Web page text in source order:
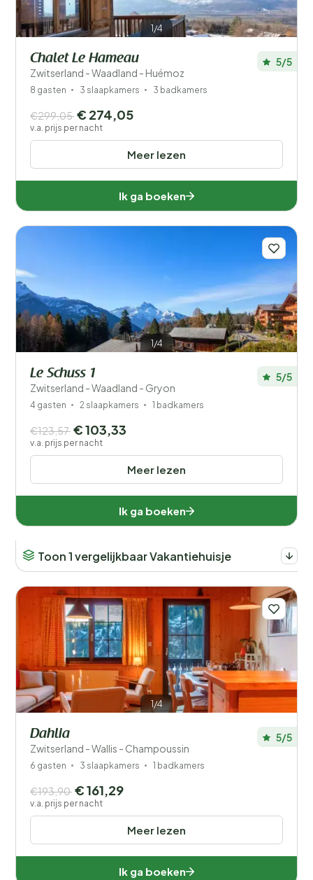
1/4
Chalet Le Hameau
Zwitserland - Waadland - Huémoz
5/5
8 gasten 3 slaapkamers 3 badkamers
Meer lezen
€299,05 € 274,05
v.a. prijs per nacht
Ik ga boeken
1/4
Le Schuss 1
Zwitserland - Waadland - Gryon
5/5
4 gasten 2 slaapkamers 1 badkamers
Meer lezen
€123,57 € 103,33
v.a. prijs per nacht
Ik ga boeken
Toon 1 vergelijkbaar Vakantiehuisje
1/4
Dahlia
Zwitserland - Wallis - Champoussin
5/5
6 gasten 3 slaapkamers 1 badkamers
Meer lezen
€193,90 € 161,29
v.a. prijs per nacht
Ik ga boeken